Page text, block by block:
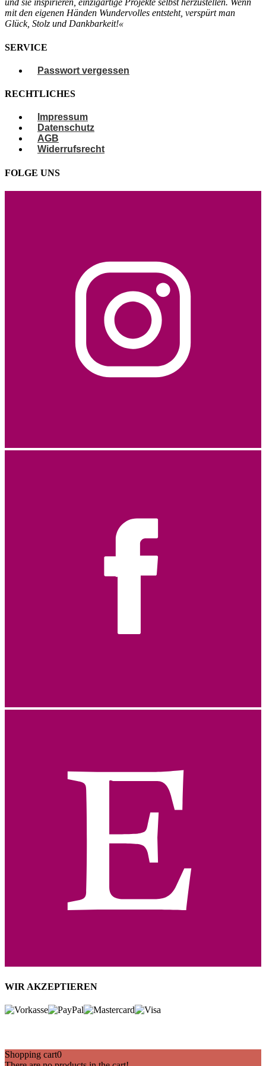
und sie inspirieren, einzigartige Projekte selbstherzustellen. Wenn
mit den eigenen Händen Wundervolles entsteht, verspürtman
Glück, Stolz und Dankbarkeit!«
SERVICE
Passwort vergessen
RECHTLICHES
Impressum
Datenschutz
AGB
Widerrufsrecht
FOLGE UNS
WIR AKZEPTIEREN
Shopping cart0